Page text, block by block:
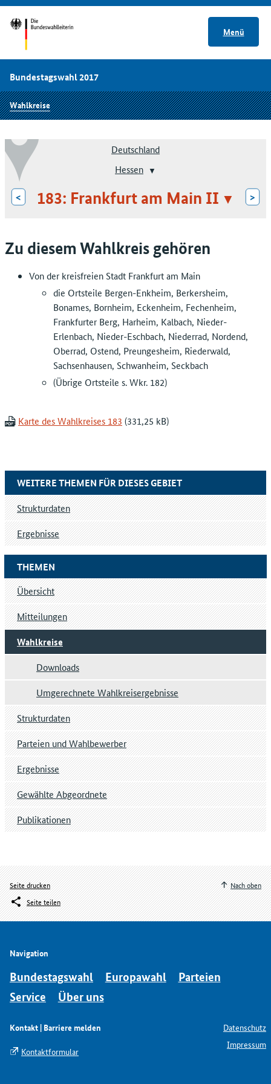
Menü
Bundestagswahl 2017
Wahlkreise
Deutschland
Hessen
< 183: Frankfurt am Main II >
Zu diesem Wahlkreis gehören
Von der kreisfreien Stadt Frankfurt am Main
die Ortsteile Bergen-Enkheim, Berkersheim,
Bonames, Bornheim, Eckenheim, Fechenheim,
Frankfurter Berg, Harheim, Kalbach, Nieder-
Erlenbach, Nieder-Eschbach, Niederrad, Nordend,
Oberrad, Ostend, Preungesheim, Riederwald,
Sachsenhausen, Schwanheim, Seckbach
(Übrige Ortsteile s. Wkr. 182)
Karte des Wahlkreises 183
THEMEN
Übersicht
Mitteilungen
Wahlkreise
Downloads
Umgerechnete Wahlkreisergebnisse
Strukturdaten
Parteien und Wahlbewerber
Ergebnisse
Gewählte Abgeordnete
Publikationen
WEITERE THEMEN FÜR DIESES GEBIET
Strukturdaten
Ergebnisse
Seite drucken
Seite teilen
Nach oben
Navigation
Bundestagswahl Europawahl
Parteien
Service
Über uns
Kontakt | Barriere melden
Kontaktformular
Datenschutz
Impressum